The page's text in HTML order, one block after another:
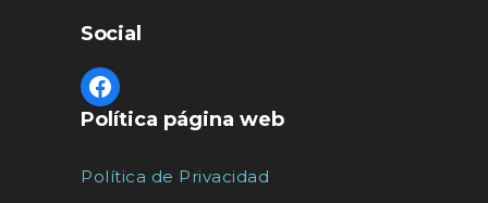
Social
Política página web
Política de Privacidad